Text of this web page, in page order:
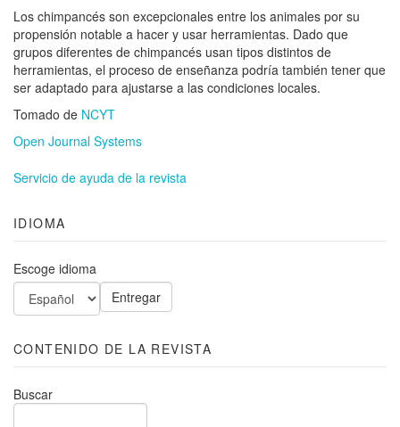
Los chimpancés son excepcionales entre los animales por su
propensión notable a hacer y usar herramientas. Dado que
grupos diferentes de chimpancés usan tipos distintos de
herramientas, el proceso de enseñanza podría también tener que
ser adaptado para ajustarse a las condiciones locales.
Tomado de NCYT
Open Journal Systems
Servicio de ayuda de la revista
IDIOMA
Escoge idioma
CONTENIDO DE LA REVISTA
Buscar